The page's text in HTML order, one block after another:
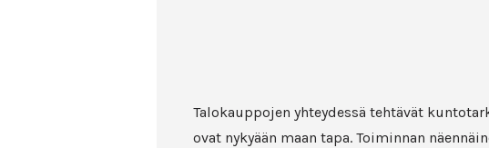
Talokauppojen yhteydessä tehtävät
ovat nykyään maan tapa. Toiminnan